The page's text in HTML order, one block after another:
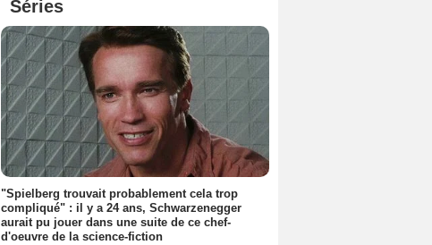
Séries
"Spielberg trouvait probablement cela trop
compliqué" : il y a 24 ans, Schwarzenegger
aurait pu jouer dans une suite de ce chef-
d'oeuvre de la science-fiction